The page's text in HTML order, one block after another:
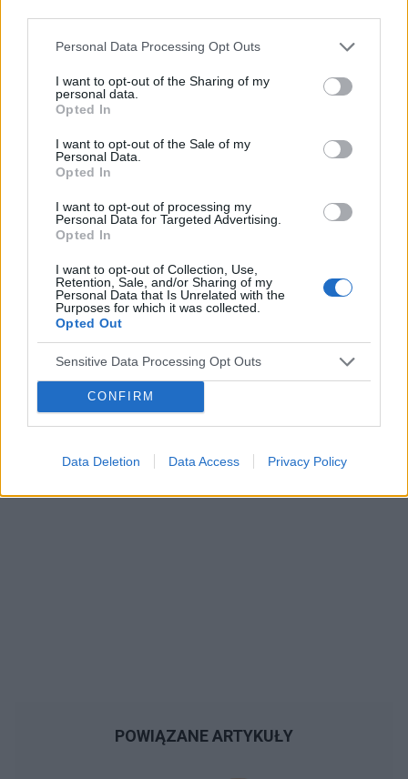
Personal Data Processing Opt Outs
I want to opt-out of the Sharing of my
personal data.
Opted In
I want to opt-out of the Sale of my
Personal Data.
Opted In
I want to opt-out of processing my
Personal Data for Targeted Advertising.
Opted In
I want to opt-out of Collection, Use,
Retention, Sale, and/or Sharing of my
Personal Data that Is Unrelated with the
Purposes for which it was collected.
Opted Out
Sensitive Data Processing Opt Outs
CONFIRM
Data Deletion Data Access Privacy Policy
problemy z moczem itd. Po niecałych dwóch
miesiąch robiłem badania z krwi oraz wymazy
ujemne. Byłem u urologa w grudniu to podczas
badania nic nie powiedział na ten temat i kazał
jakąś bakterie: streptococcus agalactiae. Dał mi
flucofast i augmentin na miesiąc, a ta plama
nadal jest. W międzyczasie byłem u weneryloga
to powiedzial, że on tu nic nie widzi. Po miesiącu
powtórzyłem posiew nasienia i wszystko
ujemne. Niedawno byłem u kolejnego urologa i
powiedział, że urologicznie jestem zdrowy, ale
jednak nie daje mi spokoju ta plamka. Czy ona
jest naturalna czy nie
gość
Zaczerwienione wargi sromowe
krępującym problemem. Mam 25 lat, miałam
przerwę od stosunków seksualnych, w ostatnim
dnia zauważyłam zaczerwienienie wokół warg
sromowych i lekkie pieczenie. Czy ktoś może mi
POWIĄZANE
Tematy choroby weneryczne chlamydia
wenerolog
POWIĄZANE ARTYKUŁY